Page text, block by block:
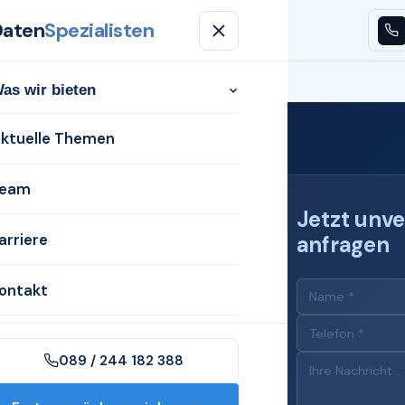
Aktuelle ThemenTeam Karriere
Spezialisten
wir bieten
Themen
089 / 244 182 388
mit dem
Jetzt
anfragen